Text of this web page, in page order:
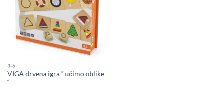
3-6
VIGA drvena igra ” učimo oblike
“